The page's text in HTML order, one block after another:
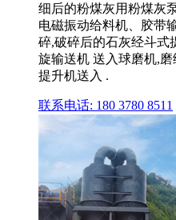
细后的粉煤灰用粉煤灰
电磁振动给料机、胶带
碎,破碎后的石灰经斗式
旋输送机 送入球磨机,
提升机送入 .
联系电话: 180 3780 8511